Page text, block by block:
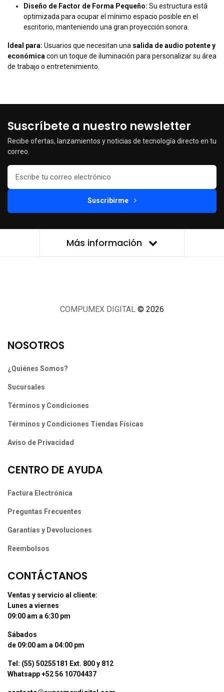
Diseño de Factor de Forma Pequeño: Su estructura está
optimizada para ocupar el mínimo espacio posible en el
escritorio, manteniendo una gran proyección sonora.
Ideal para: Usuarios que necesitan una salida de audio potente y
económica con un toque de iluminación para personalizar su área
de trabajo o entretenimiento.
Suscríbete a nuestro newsletter
Recibe ofertas, lanzamientos y noticias de tecnología directo en tu
correo.
Suscribirme
Más información
COMPUMEX DIGITAL © 2026
NOSOTROS
¿Quiénes Somos?
Sucursales
Términos y Condiciones
Términos y Condiciones Tiendas Físicas
Aviso de Privacidad
CENTRO DE AYUDA
Factura Electrónica
Preguntas Frecuentes
Garantías y Devoluciones
Reembolsos
CONTÁCTANOS
Ventas y servicio al cliente:
Lunes a viernes
09:00 am a 6:30 pm
Sábados
de 09:00 am a 04:00 pm
Tel: (55) 50255181 Ext. 800 y 812
Whatsapp +52 56 10704437